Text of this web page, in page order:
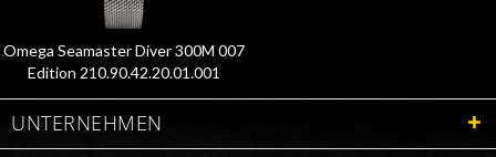
Omega Seamaster Diver 300M 007
Edition 210.90.42.20.01.001
UNTERNEHMEN